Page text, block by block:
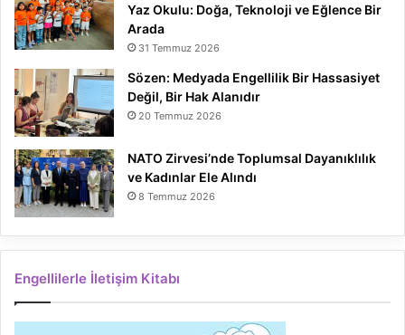
Yaz Okulu: Doğa, Teknoloji ve Eğlence Bir
Arada
31 Temmuz 2026
Sözen: Medyada Engellilik Bir Hassasiyet
Değil, Bir Hak Alanıdır
20 Temmuz 2026
NATO Zirvesi’nde Toplumsal Dayanıklılık
ve Kadınlar Ele Alındı
8 Temmuz 2026
Engellilerle İletişim Kitabı